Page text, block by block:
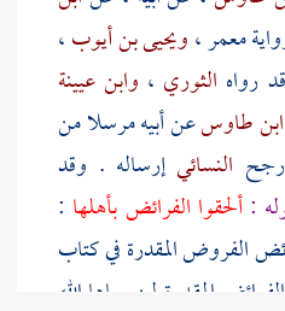
معمر،ويحيى بن أيوب،
رواه الثوري ، وابن عيينة
ابن طاوسعن أبيه مرسلا من
النسائيإرساله . وقد
:ألحقوا الفرائض بأهلها :
الفروض المقدرة في كتاب
المقدرة لمن سماها الله